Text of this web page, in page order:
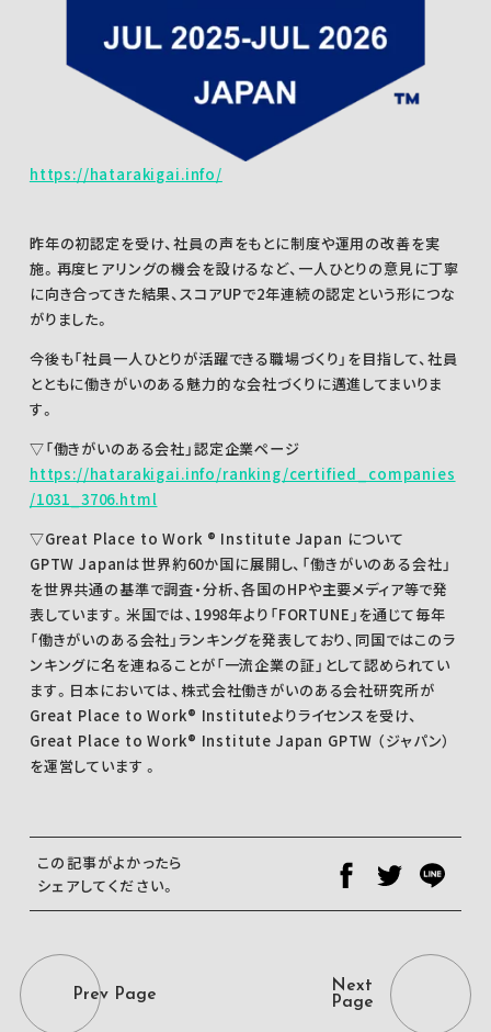
https://hatarakigai.info/
昨年の初認定を受け、社員の声をもとに制度や運用の改善を実
施。再度ヒアリングの機会を設けるなど、一人ひとりの意見に丁寧
に向き合ってきた結果、スコアUPで2年連続の認定という形につな
がりました。
今後も「社員一人ひとりが活躍できる職場づくり」を目指して、社員
とともに働きがいのある魅力的な会社づくりに邁進してまいりま
す。
▽「働きがいのある会社」認定企業ページ
https://hatarakigai.info/ranking/certified_companies
/1031_3706.html
▽Great Place to Work ® Institute Japan について
GPTW Japanは世界約60か国に展開し、「働きがいのある会社」
を世界共通の基準で調査・分析、各国のHPや主要メディア等で発
表しています。米国では、1998年より「FORTUNE」を通じて毎年
「働きがいのある会社」ランキングを発表しており、同国ではこのラ
ンキングに名を連ねることが「一流企業の証」として認められてい
ます。日本においては、株式会社働きがいのある会社研究所が
Great Place to Work® Instituteよりライセンスを受け、
Great Place to Work® Institute Japan GPTW （ジャパン）
を運営しています 。
この記事がよかったら
シェアしてください。
Prev Page
Next
Page